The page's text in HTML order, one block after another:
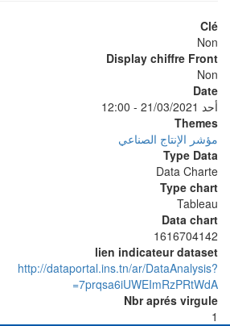
Clé
Non
Display chiffre Front
Non
Date
أحد 21/03/2021 - 12:00
Themes
مؤشر الإنتاج الصناعي
Type Data
Data Charte
Type chart
Tableau
Data chart
1616704142
lien indicateur dataset
http://dataportal.ins.tn/ar/DataAnalysis?
7prqsa6iUWEImRzPRtWdA=
Nbr aprés virgule
1